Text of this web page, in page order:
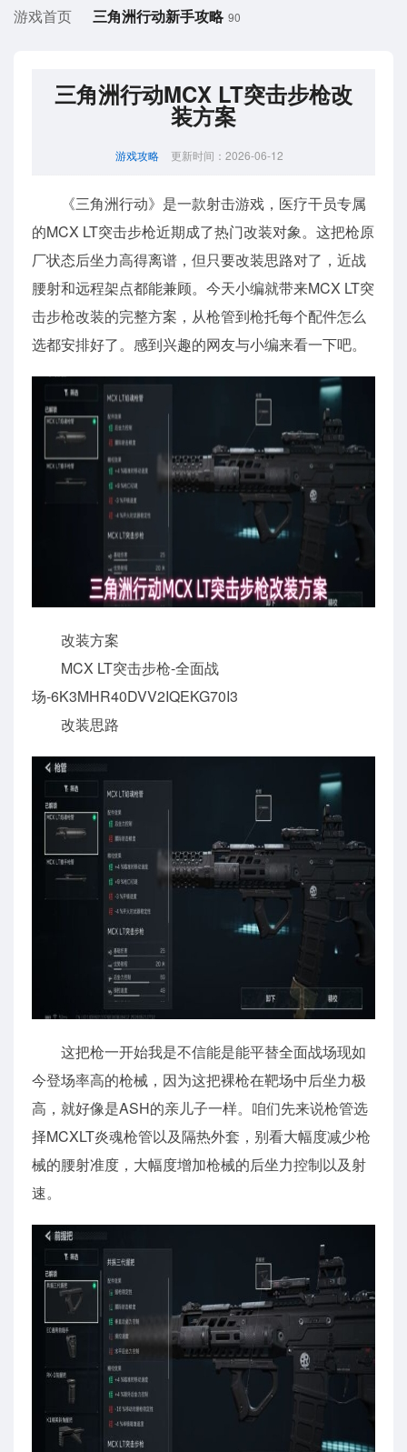
游戏首页 三角洲行动新手攻略 90
三角洲行动MCX LT突击步枪改
装方案
游戏攻略 更新时间：2026-06-12
《三角洲行动》是一款射击游戏，医疗干员专属
的MCX LT突击步枪近期成了热门改装对象。这把枪原
厂状态后坐力高得离谱，但只要改装思路对了，近战
腰射和远程架点都能兼顾。今天小编就带来MCX LT突
击步枪改装的完整方案，从枪管到枪托每个配件怎么
选都安排好了。感到兴趣的网友与小编来看一下吧。
改装方案
MCX LT突击步枪-全面战
场-6K3MHR40DVV2IQEKG70I3
改装思路
这把枪一开始我是不信能是能平替全面战场现如
今登场率高的枪械，因为这把裸枪在靶场中后坐力极
高，就好像是ASH的亲儿子一样。咱们先来说枪管选
择MCXLT炎魂枪管以及隔热外套，别看大幅度减少枪
械的腰射准度，大幅度增加枪械的后坐力控制以及射
速。